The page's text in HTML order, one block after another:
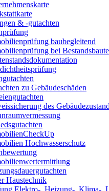
& -gutachten
baubegleitend
bei
zu Gebäudeschäden
des
Hochwasserschutz
Haustechnik
Elektro-, Heizung-, Klima-,